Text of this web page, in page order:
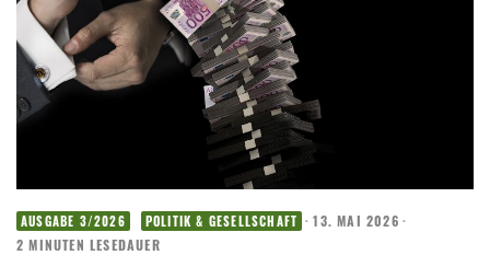
AUSGABE 3/2026 POLITIK & GESELLSCHAFT · 13. MAI 2026 ·
2 MINUTEN LESEDAUER